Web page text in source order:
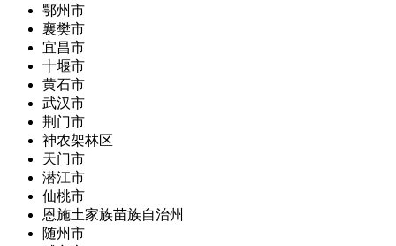
鄂州市
襄樊市
宜昌市
十堰市
黄石市
武汉市
荆门市
神农架林区
天门市
潜江市
仙桃市
恩施土家族苗族自治州
随州市